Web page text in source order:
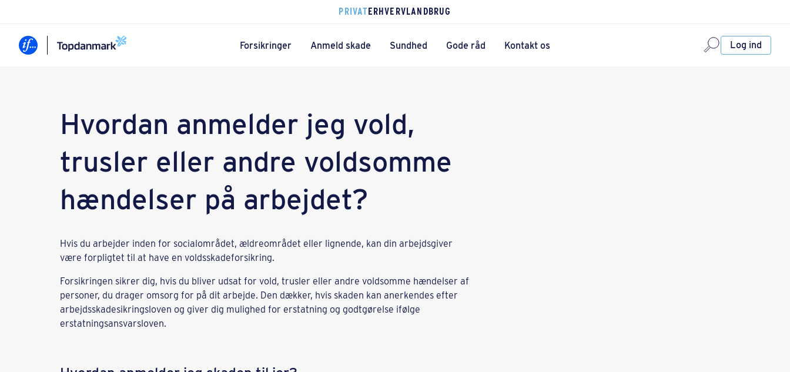
PRIVATERHVERVLANDBRUG
Forsikringer Anmeld skade Sundhed Gode råd Kontakt os Log ind
Hvordan anmelder jeg vold,
trusler eller andre voldsomme
hændelser på arbejdet?
Hvis du arbejder inden for socialområdet, ældreområdet eller lignende, kan din arbejdsgiver
være forpligtet til at have en voldsskadeforsikring.
Forsikringen sikrer dig, hvis du bliver udsat for vold, trusler eller andre voldsomme hændelser af
personer, du drager omsorg for på dit arbejde. Den dækker, hvis skaden kan anerkendes efter
arbejdsskadesikringsloven og giver dig mulighed for erstatning og godtgørelse ifølge
erstatningsansvarsloven.